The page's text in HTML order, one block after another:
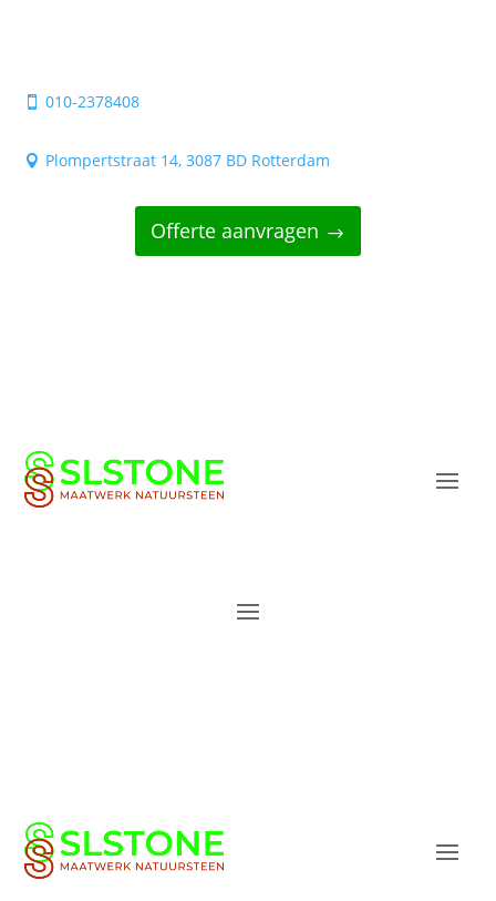
 010-2378408
 Plompertstraat 14, 3087 BD Rotterdam
Offerte aanvragen